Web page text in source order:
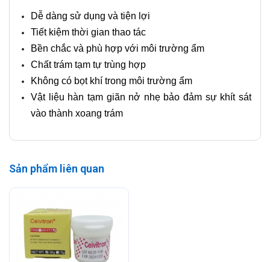
Dễ dàng sử dụng và tiện lợi
Tiết kiệm thời gian thao tác
Bền chắc và phù hợp với môi trường ẩm
Chất trám tạm tự trùng hợp
Không có bọt khí trong môi trường ẩm
Vật liệu hàn tạm giãn nở nhẹ bảo đảm sự khít sát
vào thành xoang trám
Sản phẩm liên quan